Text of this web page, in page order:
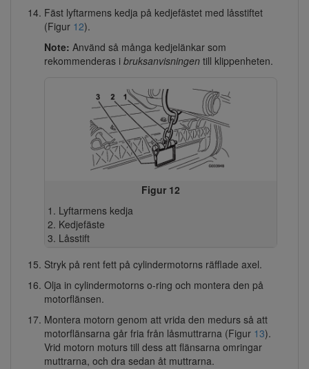
Fäst lyftarmens kedja på kedjefästet med låsstiftet
(Figur 12).
Note: Använd så många kedjelänkar som
rekommenderas i bruksanvisningentill klippenheten.
Figur 12
Lyftarmens kedja
Kedjefäste
Låsstift
Stryk på rent fett på cylindermotorns räfflade axel.
Olja in cylindermotorns o-ring och montera den på
motorflänsen.
Montera motorn genom att vrida den medurs så att
motorflänsarna går fria från låsmuttrarna (Figur 13).
Vrid motorn moturs till dess att flänsarna omringar
muttrarna, och dra sedan åt muttrarna.